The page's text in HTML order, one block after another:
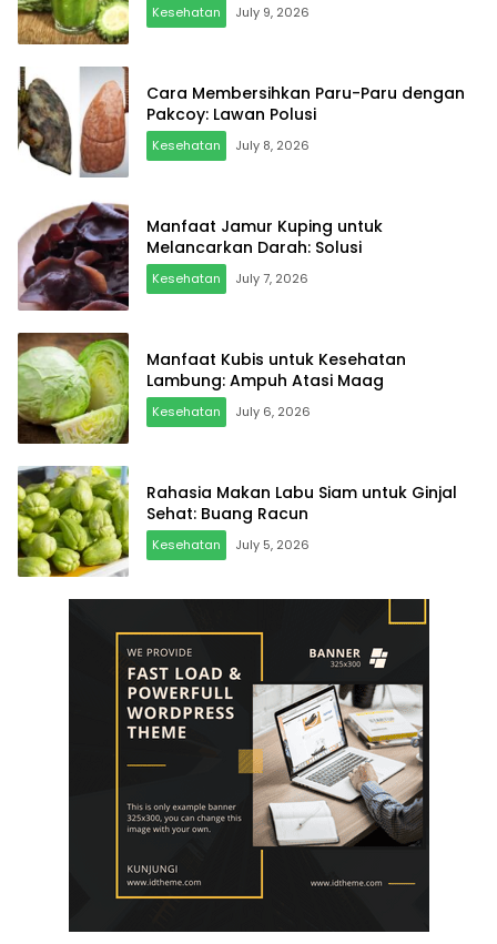
Kesehatan July 9, 2026
Cara Membersihkan Paru-Paru dengan
Pakcoy: Lawan Polusi
Kesehatan July 8, 2026
Manfaat Jamur Kuping untuk
Melancarkan Darah: Solusi
Kesehatan July 7, 2026
Manfaat Kubis untuk Kesehatan
Lambung: Ampuh Atasi Maag
Kesehatan July 6, 2026
Rahasia Makan Labu Siam untuk Ginjal
Sehat: Buang Racun
Kesehatan July 5, 2026